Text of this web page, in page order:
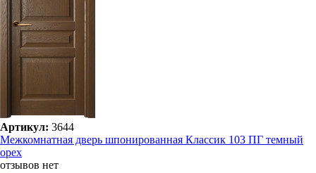
Артикул: 3644
Межкомнатная дверь шпонированная Классик 103 ПГ темный
орех
отзывов нет